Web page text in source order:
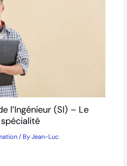
l’Ingénieur (SI) – Le
/ ByJean-Luc